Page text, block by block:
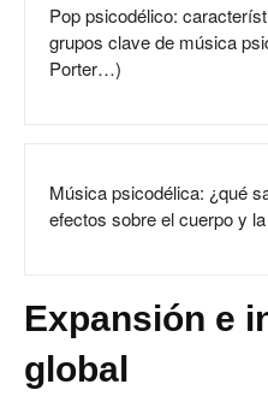
Pop psicodélico:
grupos clave de música
Porter…)
Música psicodélica: ¿qué
efectos sobre el cuerpo y
Expansión e
global